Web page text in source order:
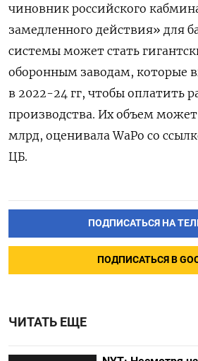
чиновник российского
замедленного действия» для
системы может стать
оборонным заводам, которые
в 2022-24 гг, чтобы оплатить
производства. Их объем может
млрд, оценивала WaPo со
ЦБ.
ПОДПИСАТЬСЯ НА
ПОДПИСАТЬСЯ В
ЧИТАТЬ ЕЩЕ